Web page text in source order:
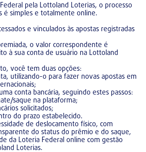
pela Lottoland Loterias, o processo
é simples e totalmente online.
e vinculados às apostas registradas
o valor correspondente é
à sua conta de usuário na Lottoland
você tem duas opções:
utilizando-o para fazer novas apostas em
conta bancária, seguindo estes passos:
saque na plataforma;
solicitados;
do prazo estabelecido.
de deslocamento físico, com
do status do prêmio e do saque,
da Loteria Federal online com gestão
Loterias.